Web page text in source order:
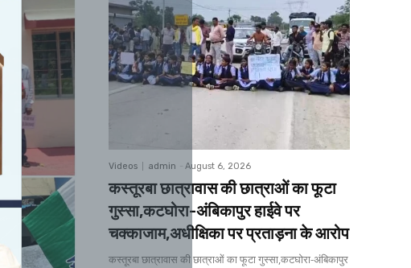
Videos admin August 6, 2026
कस्तूरबा छात्रावास की छात्राओं का फूटा
गुस्सा,कटघोरा-अंबिकापुर हाईवे पर
चक्काजाम,अधीक्षिका पर प्रताड़ना के आरोप
कस्तूरबा छात्रावास की छात्राओं का फूटा गुस्सा,कटघोरा-अंबिकापुर